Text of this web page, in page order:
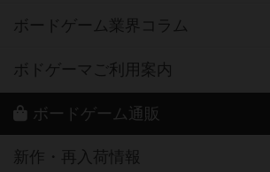
ボードゲーム業界コラム
ボドゲーマご利用案内
ボードゲーム通販
新作・再入荷情報